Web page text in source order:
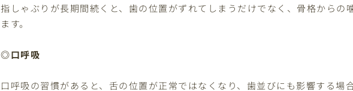
指しゃぶりが長期間続くと、歯の位置がずれてしまうだけでなく、骨格からの
ます。
◎口呼吸
口呼吸の習慣があると、舌の位置が正常ではなくなり、歯並びにも影響する場